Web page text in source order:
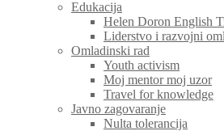
Edukacija
Helen Doron English
Liderstvo i razvojni
Omladinski rad
Youth activism
Moj mentor moj uzor
Travel for knowledge
Javno zagovaranje
Nulta tolerancija